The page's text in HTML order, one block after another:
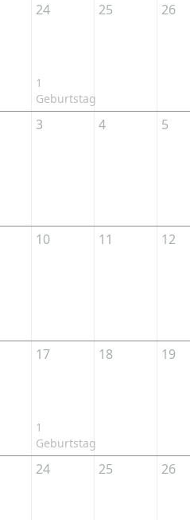
24
1
Geburtstag
25 26
3 4 5
10 11 12
17
1
Geburtstag
18 19
24 25 26